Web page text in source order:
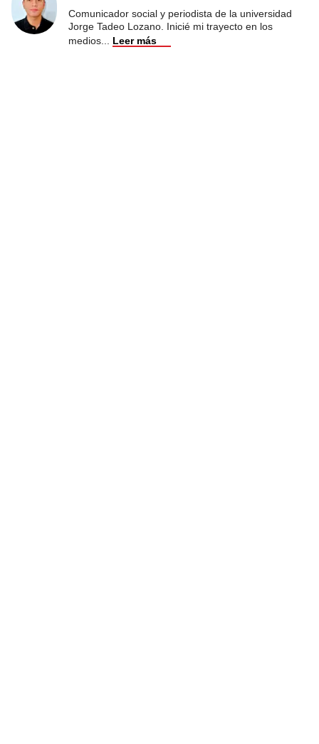
Comunicador social y periodista de la universidad
Jorge Tadeo Lozano. Inicié mi trayecto en los
medios
Leer más